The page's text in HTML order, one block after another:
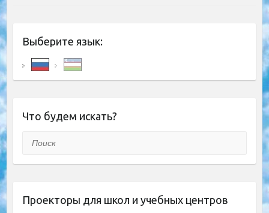
Выберите язык:
Что будем искать?
Поиск
Проекторы для школ и учебных центров